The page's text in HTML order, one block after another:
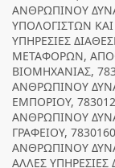
ΑΝΘΡΩΠΙΝΟΥ
ΥΠΟΛΟΓΙΣΤΩΝ
ΥΠΗΡΕΣΙΕΣ
ΜΕΤΑΦΟΡΩΝ,
ΒΙΟΜΗΧΑΝΙΑΣ,
ΑΝΘΡΩΠΙΝΟΥ
ΕΜΠΟΡΙΟΥ,
ΑΝΘΡΩΠΙΝΟΥ
ΓΡΑΦΕΙΟΥ,
ΑΝΘΡΩΠΙΝΟΥ
ΑΛΛΕΣ